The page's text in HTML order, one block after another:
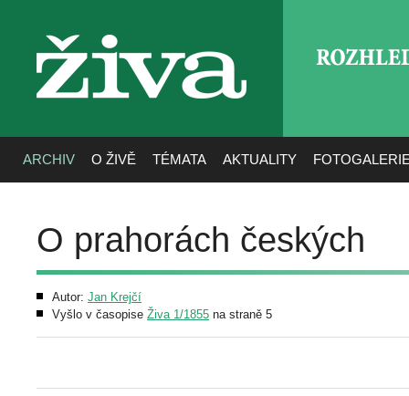
živa
ARCHIV O ŽIVĚ TÉMATA AKTUALITY
O prahorách českých
Autor: Jan Krejčí
Vyšlo v časopise Živa 1/1855 na straně 5